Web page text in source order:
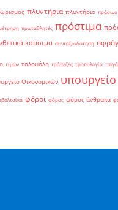
πλυντήρια πλυντήριο πράσινο
πρωταθλητές πρόστιμα
καύσιμα συνταξιοδότηση
τιμών τολουόλη τράπεζες τροπολογία
Οικονομικών
φόροι φόρος φόρος άνθρακα